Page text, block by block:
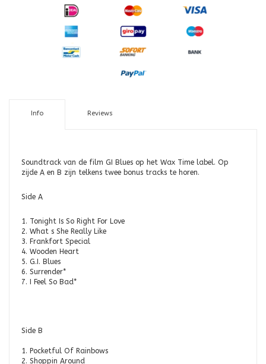
Info Reviews
Soundtrack van de film GI Blues op het Wax Time label. Op
zijde A en B zijn telkens twee bonus tracks te horen.
Side A
1. Tonight Is So Right For Love
2. What s She Really Like
3. Frankfort Special
4. Wooden Heart
5. G.I. Blues
6. Surrender*
7. I Feel So Bad*
Side B
1. Pocketful Of Rainbows
2. Shoppin Around